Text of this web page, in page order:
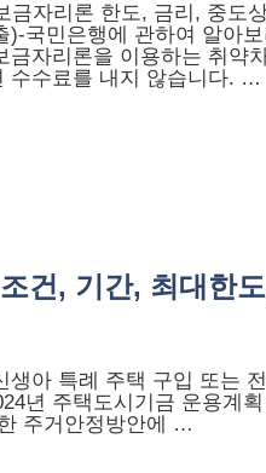
금자리론 한도, 금리, 중도
)-국민은행에 관하여 알아
자리론을 이용하는 취약
수수료를 내지 않습니다. …
건, 기간, 최대한
생아 특례 주택 구입 또는
년 주택도시기금 운용계
주거안정방안에 …